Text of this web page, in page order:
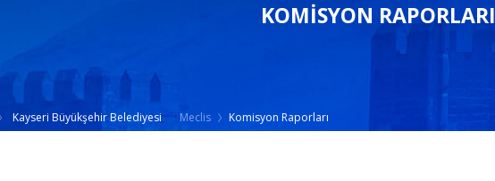
KOMISYON RAPORLARI
Kayseri Büyükşehir Belediyesi Meclis Komisyon Raporları